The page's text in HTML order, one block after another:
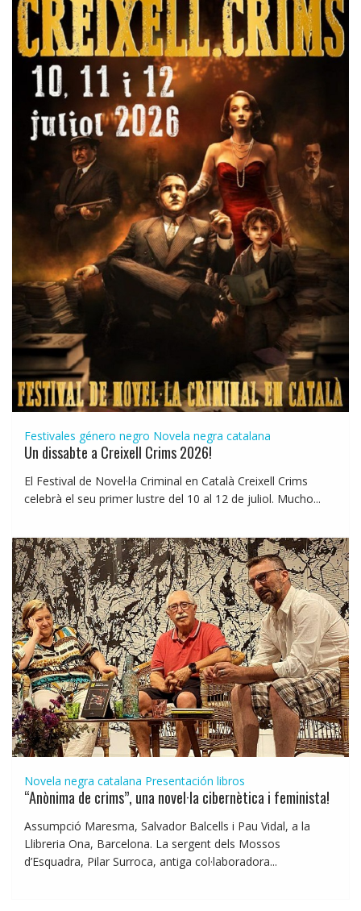
Festivales género negro Novela negra catalana
Un dissabte a Creixell Crims 2026!
El Festival de Novel·la Criminal en Català Creixell Crims
celebrà el seu primer lustre del 10 al 12 de juliol. Mucho...
Novela negra catalana Presentación libros
“Anònima de crims”, una novel·la cibernètica i feminista!
Assumpció Maresma, Salvador Balcells i Pau Vidal, a la
Llibreria Ona, Barcelona. La sergent dels Mossos
d’Esquadra, Pilar Surroca, antiga col·laboradora...